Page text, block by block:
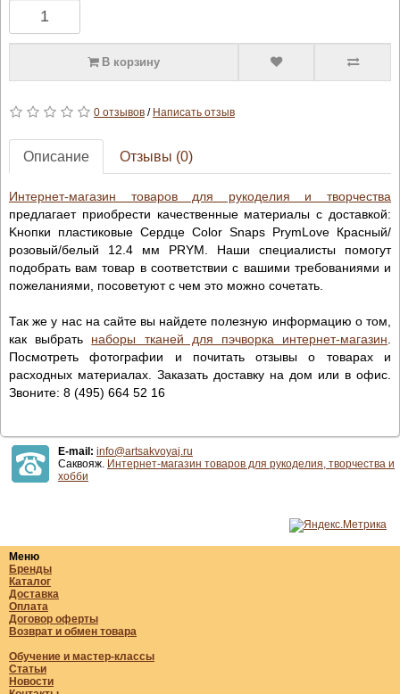
В корзину
0 отзывов/ Написать отзыв
Описание Отзывы (0)
Интернет-магазин товаров для рукоделия и творчества
предлагает приобрести качественные материалы с доставкой:
Kнопки пластиковые Сердце Color Snaps PrymLove Красный/
розовый/белый 12.4 мм PRYM. Наши специалисты помогут
подобрать вам товар в соответствии с вашими требованиями и
пожеланиями, посоветуют с чем это можно сочетать.
Так же у нас на сайте вы найдете полезную информацию о том,
как выбрать наборы тканей для пэчворка интернет-магазин
Посмотреть фотографии и почитать отзывы о товарах и
расходных материалах. Заказать доставку на дом или в офис.
Звоните: 8 (495) 664 52 16
E-mail: info@artsakvoyaj.ru
Саквояж. Интернет-магазин товаров для рукоделия, творчества и
хобби
Меню
Бренды
Каталог
Доставка
Оплата
Договор оферты
Возврат и обмен товара
Обучение и мастер-классы
Статьи
Новости